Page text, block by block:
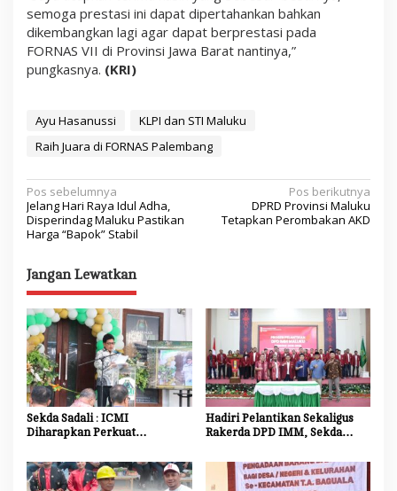
semoga prestasi ini dapat dipertahankan bahkan
dikembangkan lagi agar dapat berprestasi pada
FORNAS VII di Provinsi Jawa Barat nantinya,”
pungkasnya. (KRI)
Ayu Hasanussi
KLPI dan STI Maluku
Raih Juara di FORNAS Palembang
N
a
v
i
g
a
s
i
p
o
s
Pos sebelumnya
Jelang Hari Raya Idul Adha,
Disperindag Maluku Pastikan
Harga “Bapok” Stabil
Pos berikutnya
DPRD Provinsi Maluku
Tetapkan Perombakan AKD
Jangan Lewatkan
Sekda Sadali : ICMI
Diharapkan Perkuat
untuk Kemajuan Daerah
Hadiri Pelantikan Sekaligus
Rakerda DPD IMM, Sekda
Jadi Agen Perubahan dan
Mitra Strategis Pemerintah